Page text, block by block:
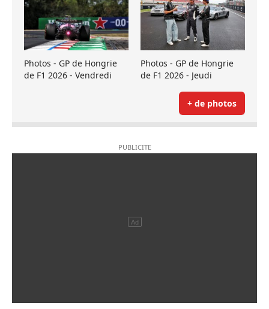
Photos - GP de Hongrie
de F1 2026 - Vendredi
Photos - GP de Hongrie
de F1 2026 - Jeudi
+ de photos